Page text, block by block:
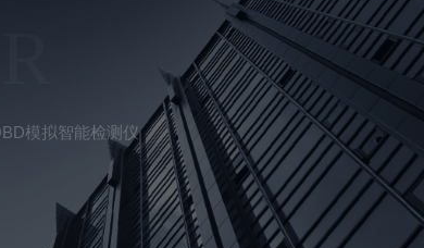
模拟智能检测仪